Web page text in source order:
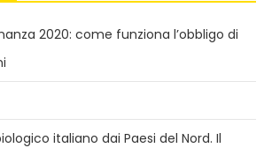
2020: come funziona l’obbligo di
italiano dai Paesi del Nord. Il